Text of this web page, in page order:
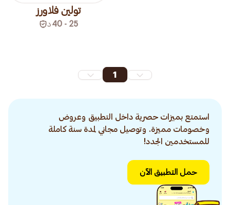
تولين فلاورز
25 - 40 د
1
استمتع بميزات حصرية داخل التطبيق وعروض
وخصومات مميزة. وتوصيل مجاني لمدة سنة كاملة
للمستخدمين الجدد!
حمل التطبيق الآن